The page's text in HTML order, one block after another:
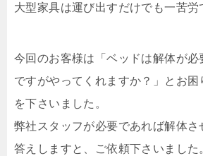
大型家具は運び出すだけでも一苦労
今回のお客様は「ベッドは解体が必
ですがやってくれますか？」とお困
を下さいました。
弊社スタッフが必要であれば解体さ
答えしますと、ご依頼下さいました